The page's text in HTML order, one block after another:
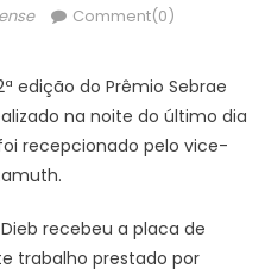
Comment(0)
edição do Prêmio Sebrae
na noite do último dia
foi recepcionado pelo vice-
recebeu a placa de
trabalho prestado por